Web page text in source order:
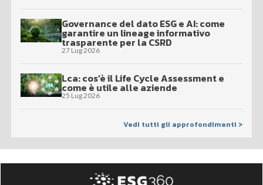
Governance del dato ESG e AI: come
garantire un lineage informativo
trasparente per la CSRD
27 Lug 2026
Lca: cos’è il Life Cycle Assessment e
come è utile alle aziende
25 Lug 2026
Vedi tutti gli approfondimenti >